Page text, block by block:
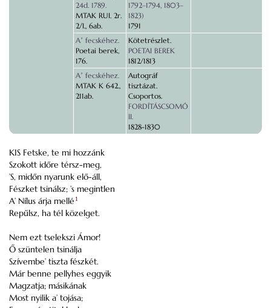
24d. 1789.
MTAK RUI. 2r.
2/I., 6ab.
1792–1794, 1803–
1823)
1791
Aʼ fecskéhez.
Poetai berek,
176.
Kötetrészlet.
POETAI BEREK
1812/1813
Aʼ fecskéhez.
MTAK K 642.,
211ab.
Autográf
tisztázat.
Csoportos.
FORDÍTÁSCSOMÓ
II.
1828-1830
KIS Fetske, te mi hozzánk
Szokott időre térsz-meg,
’S, midőn nyarunk elő-áll,
Fészket tsinálsz; ’s megintlen
A’ Nílus árja mellé 1
Repűlsz, ha tél közelget.
Nem ezt tselekszi Ámor!
Ő szüntelen tsinálja
Szívembe’ tiszta fészkét.
Már benne pellyhes eggyik
Magzatja; másikának
Most nyilik a’ tojása;